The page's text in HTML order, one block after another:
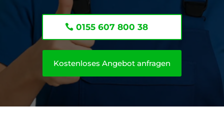
0155 607 800 38
Kostenloses Angebot anfragen